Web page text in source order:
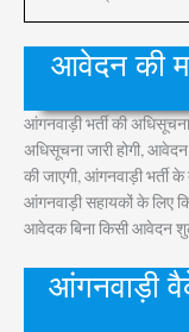
आवेदन की
आंगनवाड़ी भर्ती की
अधिसूचना जारी होगी,
की जाएगी, आंगनवाड़ी भर्ती
आंगनवाड़ी सहायकों के लिए
आवेदक बिना किसी आवेदन
आंगनवाड़ी